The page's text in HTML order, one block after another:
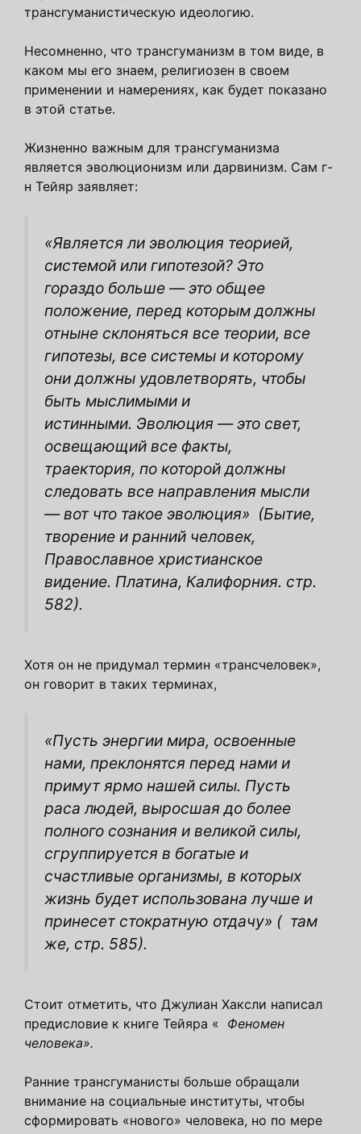
трансгуманистическую идеологию.
Несомненно, что трансгуманизм в том виде, в
каком мы его знаем, религиозен в своем
применении и намерениях, как будет показано
в этой статье.
Жизненно важным для трансгуманизма
является эволюционизм или дарвинизм. Сам г-
н Тейяр заявляет:
«Является ли эволюция теорией,
системой или гипотезой? Это
гораздо больше — это общее
положение, перед которым должны
отныне склоняться все теории, все
гипотезы, все системы и которому
они должны удовлетворять, чтобы
быть мыслимыми и
истинными. Эволюция — это свет,
освещающий все факты,
траектория, по которой должны
следовать все направления мысли
— вот что такое эволюция» (Бытие,
творение и ранний человек,
Православное христианское
видение. Платина, Калифорния. стр.
582).
Хотя он не придумал термин «трансчеловек»,
он говорит в таких терминах,
«Пусть энергии мира, освоенные
нами, преклонятся перед нами и
примут ярмо нашей силы. Пусть
раса людей, выросшая до более
полного сознания и великой силы,
сгруппируется в богатые и
счастливые организмы, в которых
жизнь будет использована лучше и
принесет стократную отдачу» (там
же, стр. 585).
Стоит отметить, что Джулиан Хаксли написал
предисловие к книге Тейяра « Феномен
человека».
Ранние трансгуманисты больше обращали
внимание на социальные институты, чтобы
сформировать «нового» человека, но по мере